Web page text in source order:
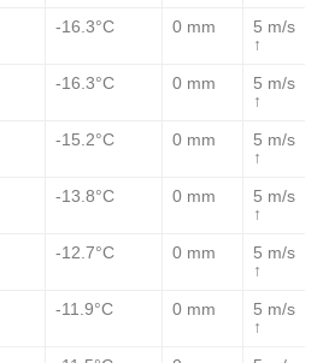
-16.3°C 0 mm
5 m/s
↑
-16.3°C 0 mm
5 m/s
↑
-15.2°C 0 mm
5 m/s
↑
-13.8°C 0 mm
5 m/s
↑
-12.7°C 0 mm
5 m/s
↑
-11.9°C 0 mm
5 m/s
↑